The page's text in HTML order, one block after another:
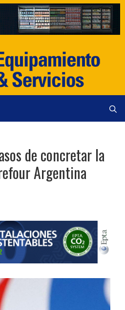
de concretar la
Argentina